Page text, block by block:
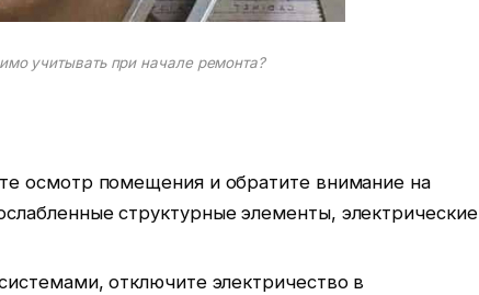
учитывать при начале ремонта?
осмотр помещения и обратите внимание на
структурные элементы, электрические
отключите электричество в